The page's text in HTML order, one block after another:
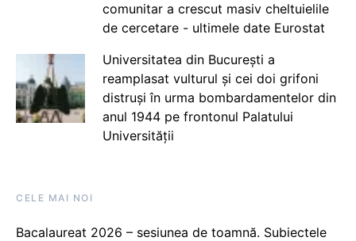
comunitar a crescut masiv cheltuielile
de cercetare - ultimele date Eurostat
Universitatea din București a
reamplasat vulturul și cei doi grifoni
distruși în urma bombardamentelor din
anul 1944 pe frontonul Palatului
Universității
CELE MAI NOI
Bacalaureat 2026 – sesiunea de toamnă. Subiectele